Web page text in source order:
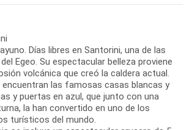
Días libres en Santorini, una de las
Egeo. Su espectacular belleza proviene
volcánica que creó la caldera actual.
las famosas casas blancas y
y puertas en azul, que junto con una
la han convertido en uno de los
turísticos del mundo.